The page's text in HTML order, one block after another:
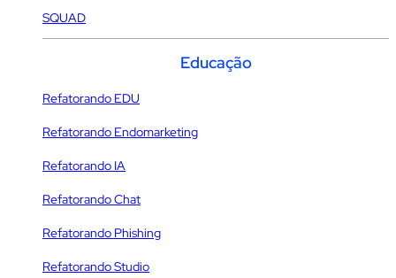
SQUAD
Educação
Refatorando EDU
Refatorando Endomarketing
Refatorando IA
Refatorando Chat
Refatorando Phishing
Refatorando Studio